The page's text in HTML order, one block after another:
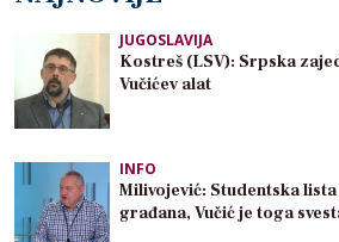
JUGOSLAVIJA
Kostreš (LSV): Srpska
Vučićev alat
INFO
Milivojević: Studentska
građana, Vučić je toga